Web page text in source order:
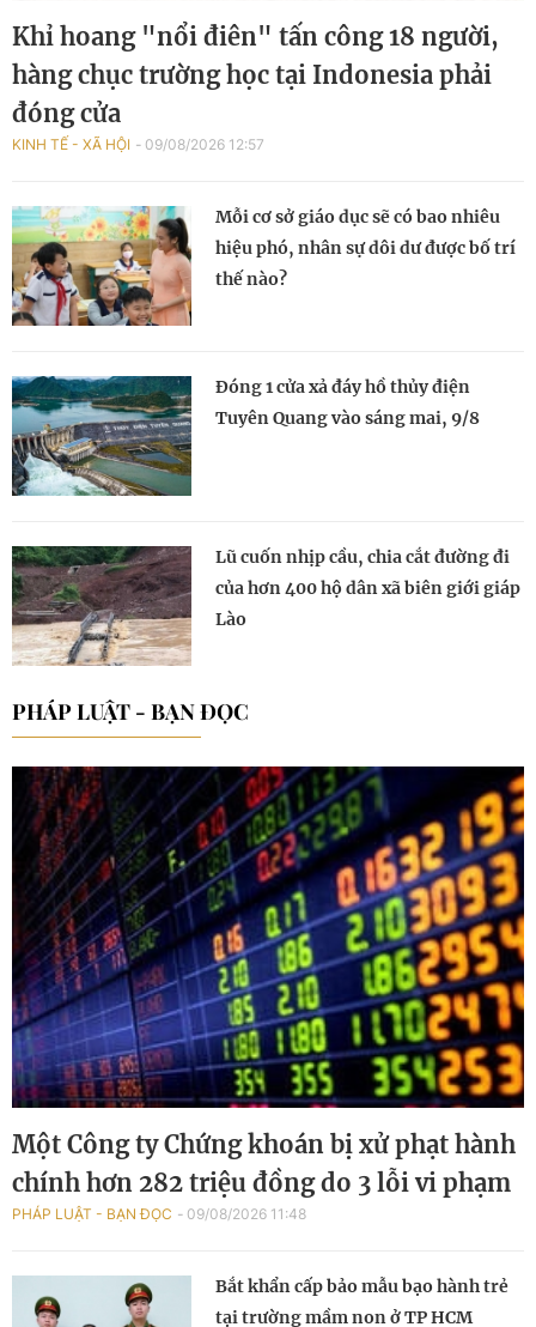
Khỉ hoang "nổi điên" tấn công 18 người,
hàng chục trường học tại Indonesia phải
đóng cửa
KINH TẾ - XÃ HỘI 09/08/2026 12:57
Mỗi cơ sở giáo dục sẽ có bao nhiêu
hiệu phó, nhân sự dôi dư được bố trí
thế nào?
Đóng 1 cửa xả đáy hồ thủy điện
Tuyên Quang vào sáng mai, 9/8
Lũ cuốn nhịp cầu, chia cắt đường đi
của hơn 400 hộ dân xã biên giới giáp
Lào
PHÁP LUẬT - BẠN ĐỌC
Một Công ty Chứng khoán bị xử phạt hành
chính hơn 282 triệu đồng do 3 lỗi vi phạm
PHÁP LUẬT - BẠN ĐỌC 09/08/2026 11:48
Bắt khẩn cấp bảo mẫu bạo hành trẻ
tại trường mầm non ở TP HCM